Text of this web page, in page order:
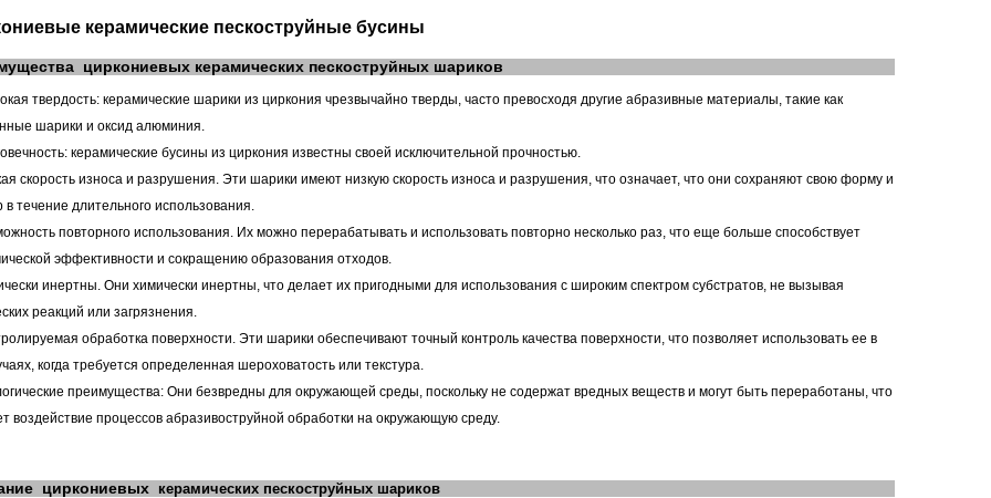
керамические пескоструйные бусины
циркониевых керамических пескоструйных шариков
твердость: керамические шарики из циркония чрезвычайно тверды, часто превосходя другие абразивные материалы, такие как
шарики и оксид алюминия.
керамические бусины из циркония известны своей исключительной прочностью.
скорость износа и разрушения. Эти шарики имеют низкую скорость износа и разрушения, что означает, что они сохраняют свою форму и
в течение длительного использования.
повторного использования. Их можно перерабатывать и использовать повторно несколько раз, что еще больше способствует
эффективности и сокращению образования отходов.
инертны. Они химически инертны, что делает их пригодными для использования с широким спектром субстратов, не вызывая
реакций или загрязнения.
обработка поверхности. Эти шарики обеспечивают точный контроль качества поверхности, что позволяет использовать ее в
когда требуется определенная шероховатость или текстура.
преимущества: Они безвредны для окружающей среды, поскольку не содержат вредных веществ и могут быть переработаны, что
воздействие процессов абразивоструйной обработки на окружающую среду.
циркониевых керамических пескоструйных шариков